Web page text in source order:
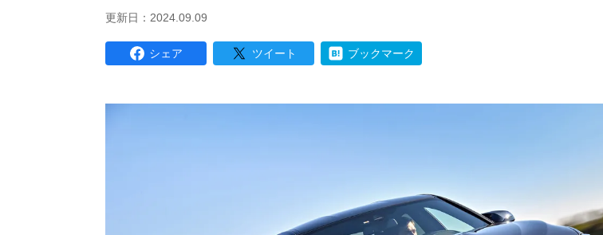
更新日：2024.09.09
シェア ツイート ブックマーク